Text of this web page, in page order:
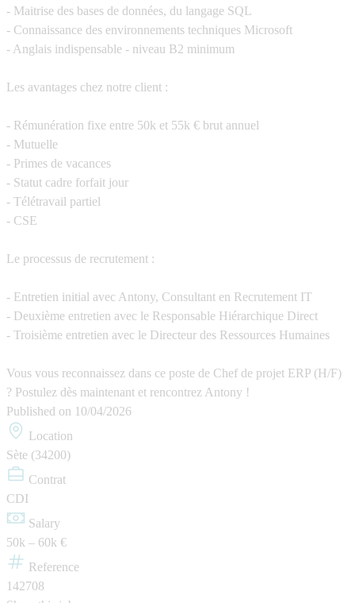
- Maitrise des bases de données, du langage SQL
- Connaissance des environnements techniques Microsoft
- Anglais indispensable - niveau B2 minimum
Les avantages chez notre client :
- Rémunération fixe entre 50k et 55k € brut annuel
- Mutuelle
- Primes de vacances
- Statut cadre forfait jour
- Télétravail partiel
- CSE
Le processus de recrutement :
- Entretien initial avec Antony, Consultant en Recrutement IT
- Deuxième entretien avec le Responsable Hiérarchique Direct
- Troisième entretien avec le Directeur des Ressources Humaines
Vous vous reconnaissez dans ce poste de Chef de projet ERP (H/F)
? Postulez dès maintenant et rencontrez Antony !
Published on 10/04/2026
Location
Sète (34200)
Contrat
CDI
Salary
50k – 60k €
Reference
142708